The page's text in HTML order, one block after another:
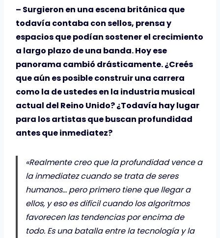
– Surgieron en una escena británica que
todavía contaba con sellos, prensa y
espacios que podían sostener el crecimiento
a largo plazo de una banda. Hoy ese
panorama cambió drásticamente. ¿Creés
que aún es posible construir una carrera
como la de ustedes en la industria musical
actual del Reino Unido? ¿Todavía hay lugar
para los artistas que buscan profundidad
antes que inmediatez?
«Realmente creo que la profundidad vence a
la inmediatez cuando se trata de seres
humanos… pero primero tiene que llegar a
ellos, y eso es difícil cuando los algoritmos
favorecen las tendencias por encima de
todo. Es una batalla entre la tecnología y la